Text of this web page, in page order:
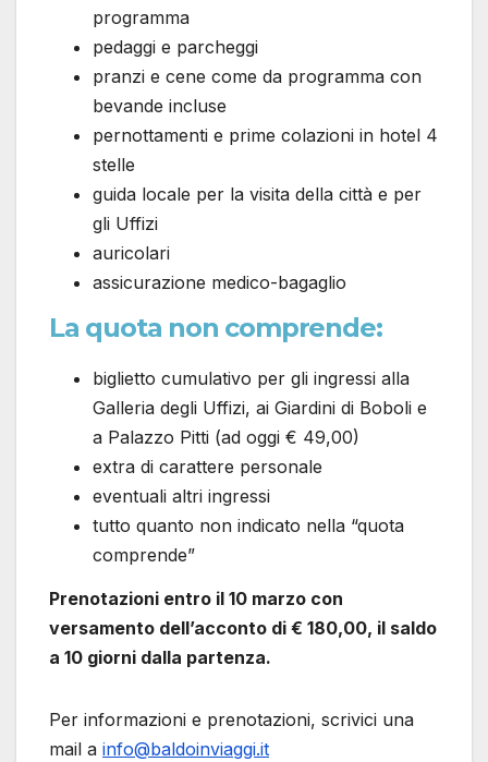
programma
pedaggi e parcheggi
pranzi e cene come da programma con
bevande incluse
pernottamenti e prime colazioni in hotel 4
stelle
guida locale per la visita della città e per
gli Uffizi
auricolari
assicurazione medico-bagaglio
La quota non comprende:
biglietto cumulativo per gli ingressi alla
Galleria degli Uffizi, ai Giardini di Boboli e
a Palazzo Pitti (ad oggi € 49,00)
extra di carattere personale
eventuali altri ingressi
tutto quanto non indicato nella “quota
comprende”
Prenotazioni entro il 10 marzo con
versamento dell’acconto di € 180,00, il saldo
a 10 giorni dalla partenza.
Per informazioni e prenotazioni, scrivici una
mail a info@baldoinviaggi.it